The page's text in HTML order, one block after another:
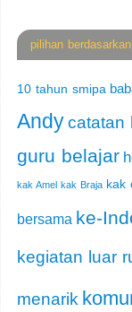
pilihan
10 tahun smipa
Andycatatan
guru belajar
kak Amel kak Braja kak
bersama ke-
kegiatan luar
menarik